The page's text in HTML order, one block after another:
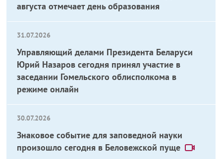
августа отмечает день образования
31.07.2026
Управляющий делами Президента Беларуси
Юрий Назаров сегодня принял участие в
заседании Гомельского облисполкома в
режиме онлайн
30.07.2026
Знаковое событие для заповедной науки
произошло сегодня в Беловежской пуще